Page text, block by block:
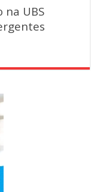
UBS